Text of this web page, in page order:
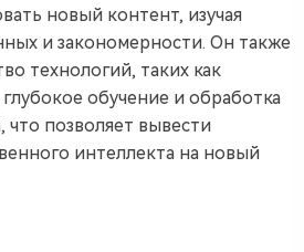
новый контент, изучая
и закономерности. Он также
технологий, таких как
обучение и обработка
что позволяет вывести
интеллекта на новый